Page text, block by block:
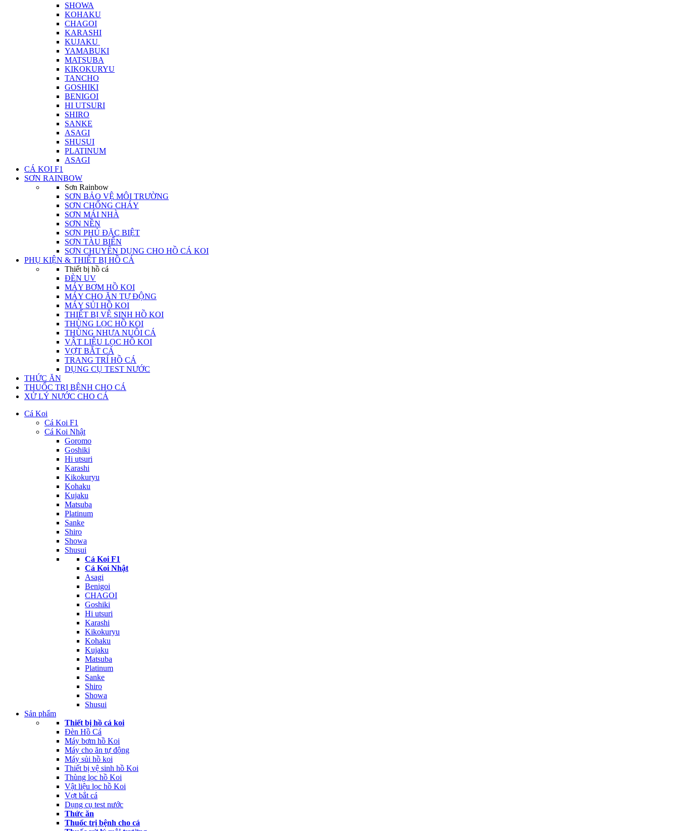
SHOWA
KOHAKU
CHAGOI
KARASHI
KUJAKU
YAMABUKI
MATSUBA
KIKOKURYU
TANCHO
GOSHIKI
BENIGOI
HI UTSURI
SHIRO
SANKE
ASAGI
SHUSUI
PLATINUM
ASAGI
CÁ KOI F1
SƠN RAINBOW
Sơn Rainbow
SƠN BẢO VỆ MÔI TRƯỜNG
SƠN CHỐNG CHÁY
SƠN MÁI NHÀ
SƠN NỀN
SƠN PHỦ ĐẶC BIỆT
SƠN TÀU BIỂN
SƠN CHUYÊN DỤNG CHO HỒ CÁ KOI
PHỤ KIỆN & THIẾT BỊ HỒ CÁ
Thiết bị hồ cá
ĐÈN UV
MÁY BƠM HỒ KOI
MÁY CHO ĂN TỰ ĐỘNG
MÁY SỦI HỒ KOI
THIẾT BỊ VỆ SINH HỒ KOI
THÙNG LỌC HỒ KOI
THÙNG NHỰA NUÔI CÁ
VẬT LIỆU LỌC HỒ KOI
VỢT BẮT CÁ
TRANG TRÍ HỒ CÁ
DỤNG CỤ TEST NƯỚC
THỨC ĂN
THUỐC TRỊ BỆNH CHO CÁ
XỬ LÝ NƯỚC CHO CÁ
Cá Koi
Cá Koi F1
Cá Koi Nhật
Goromo
Goshiki
Hi utsuri
Karashi
Kikokuryu
Kohaku
Kujaku
Matsuba
Platinum
Sanke
Shiro
Showa
Shusui
Cá Koi F1
Cá Koi Nhật
Asagi
Benigoi
CHAGOI
Goshiki
Hi utsuri
Karashi
Kikokuryu
Kohaku
Kujaku
Matsuba
Platinum
Sanke
Shiro
Showa
Shusui
Sản phẩm
Thiết bị hồ cá koi
Đèn Hồ Cá
Máy bơm hồ Koi
Máy cho ăn tự động
Máy sủi hồ koi
Thiết bị vệ sinh hồ Koi
Thùng lọc hồ Koi
Vật liệu lọc hồ Koi
Vợt bắt cá
Dụng cụ test nước
Thức ăn
Thuốc trị bệnh cho cá